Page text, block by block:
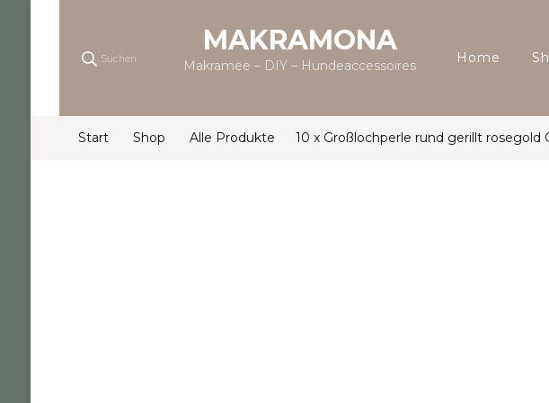
Suchen
MAKRAMONA
Makramee – DIY – Hundeaccessoires Home
Start Shop Alle Produkte 10 x Großlochperle rund gerillt rosegold